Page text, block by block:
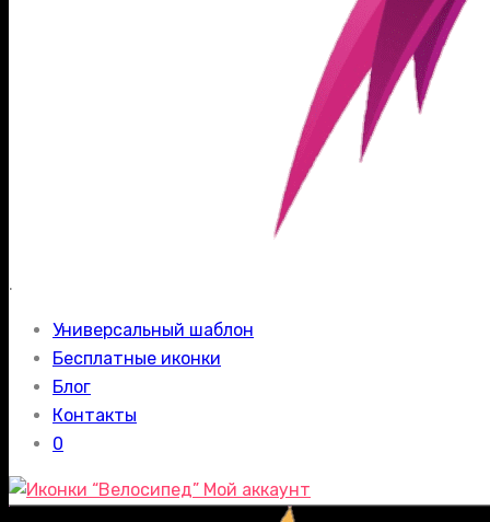
.
Универсальный шаблон
Бесплатные иконки
Блог
Контакты
0
Мой аккаунт